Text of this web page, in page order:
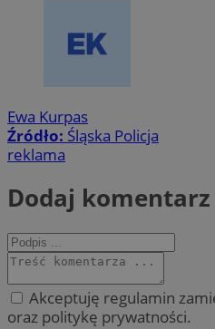
Ewa Kurpas
Źródło: Śląska Policja
reklama
Dodaj komentarz
Akceptuję regulamin
oraz politykę prywatności.